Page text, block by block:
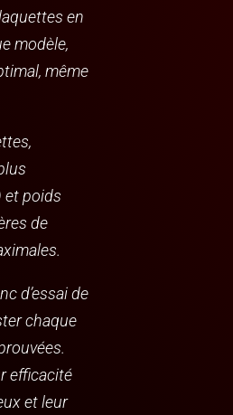
en
modèle,
même
et poids
de
d’essai de
chaque
efficacité
et leur